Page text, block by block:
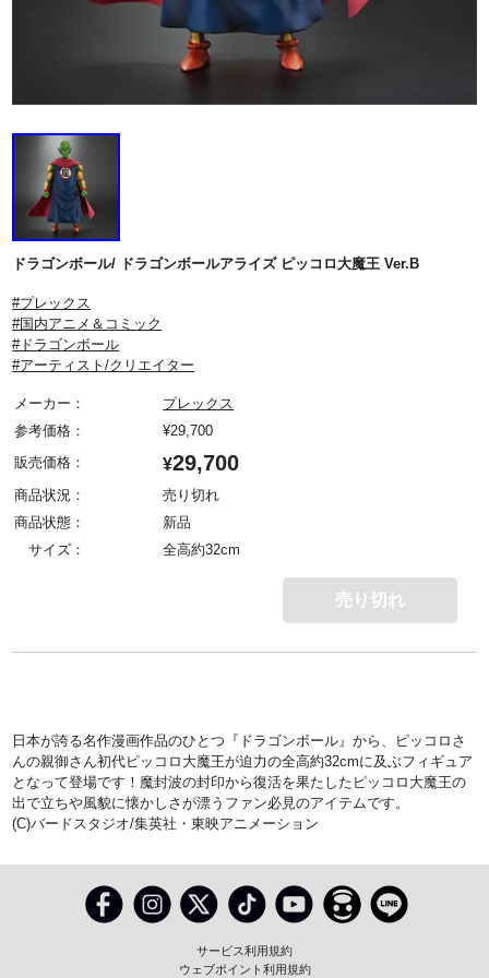
ドラゴンボール/ ドラゴンボールアライズ ピッコロ大魔王 Ver.B
#プレックス
#国内アニメ＆コミック
#ドラゴンボール
#アーティスト/クリエイター
メーカー：
プレックス
参考価格：
¥29,700
販売価格：
¥29,700
商品状況：
売り切れ
商品状態：
新品
サイズ：
全高約32cm
売り切れ
日本が誇る名作漫画作品のひとつ『ドラゴンボール』から、ピッコロさ
んの親御さん初代ピッコロ大魔王が迫力の全高約32cmに及ぶフィギュア
となって登場です！魔封波の封印から復活を果たしたピッコロ大魔王の
出で立ちや風貌に懐かしさが漂うファン必見のアイテムです。
(C)バードスタジオ/集英社・東映アニメーション
サービス利用規約
ウェブポイント利用規約